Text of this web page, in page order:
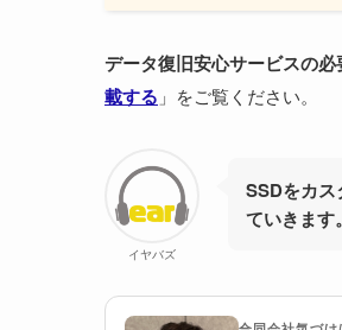
データ復旧安心サービスの必
載する 」をご覧ください。
イヤバズ
SSDをカ
ていきます。